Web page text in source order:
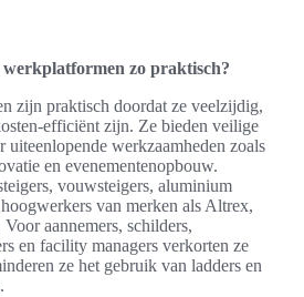
zo praktisch?
zijn praktisch doordat ze veelzijdig,
efficiënt zijn. Ze bieden veilige
uiteenlopende werkzaamheden zoals
en evenementenopbouw.
vouwsteigers, aluminium
van merken als Altrex,
aannemers, schilders,
en facility managers verkorten ze
ze het gebruik van ladders en